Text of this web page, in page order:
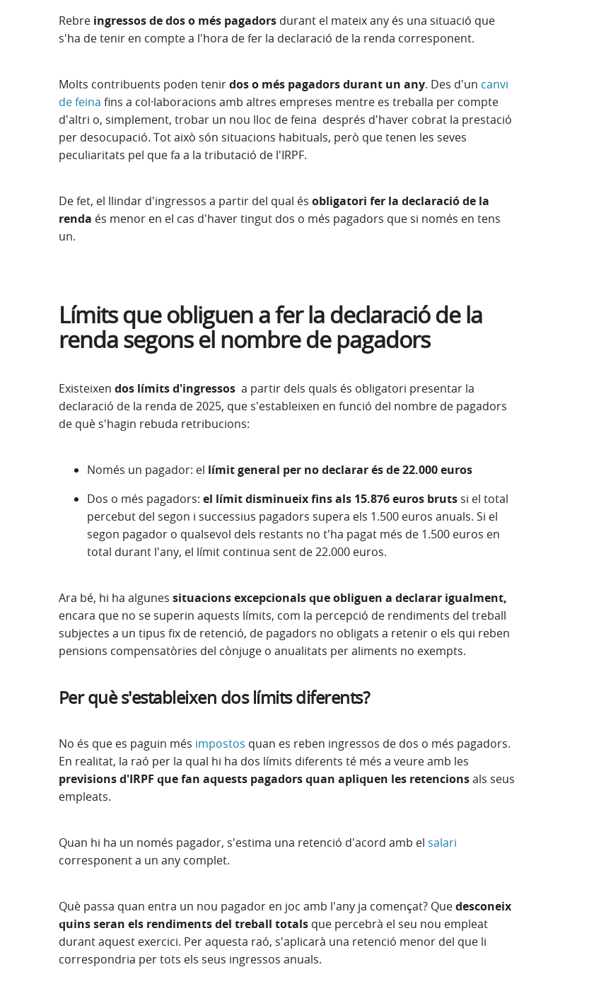
Rebre ingressos de dos o més pagadorsdurant el mateix any és una situació que
s'ha de tenir en compte a l'hora de fer la declaració de la renda corresponent.
Molts contribuents poden tenirdos o més pagadors durant un any. Des d'un canvi
de feina fins a col·laboracions amb altres empreses mentre es treballa per compte
d'altri o, simplement, trobar un nou lloc de feina després d'haver cobrat la prestació
per desocupació. Tot això són situacions habituals, però que tenen les seves
peculiaritats pel que fa a la tributació de l'IRPF.
De fet, el llindar d'ingressos a partir del qual és obligatori fer la declaració de la
renda és menor en el cas d'haver tingut dos o més pagadors que si només en tens
un.
Límits que obliguen a fer la declaració de la
renda segons el nombre de pagadors
Existeixen dos límits d'ingressos a partir dels quals és obligatori presentar la
declaració de la renda de 2025, que s'estableixen en funció del nombre de pagadors
de què s'hagin rebuda retribucions:
Només un pagador: el límit general per no declarar és de 22.000 euros
Dos o més pagadors: el límit disminueix fins als 15.876 euros brutssi el total
percebut del segon i successius pagadors supera els 1.500 euros anuals. Si el
segon pagador o qualsevol dels restants no t'ha pagat més de 1.500 euros en
total durant l'any, el límit continua sent de 22.000 euros.
Ara bé, hi ha algunes situacions excepcionals que obliguen a declarar igualment,
encara que no se superin aquests límits, com la percepció de rendiments del treball
subjectes a un tipus fix de retenció, de pagadors no obligats a retenir o els qui reben
pensions compensatòries del cònjuge o anualitats per aliments no exempts.
Per què s'estableixen dos límits diferents?
No és que es paguin més impostos quan es reben ingressos de dos o més pagadors.
En realitat, la raó per la qual hi ha dos límits diferents té més a veure amb les
previsions d'IRPF que fan aquests pagadors quan apliquen les retencionsals seus
empleats.
Quan hi ha un només pagador, s'estima una retenció d'acord amb el salari
corresponent a un any complet.
Què passa quan entra un nou pagador en joc amb l'any ja començat? Quedesconeix
quins seran els rendiments del treball totalsque percebrà el seu nou empleat
durant aquest exercici. Per aquesta raó, s'aplicarà una retenció menor del que li
correspondria per tots els seus ingressos anuals.